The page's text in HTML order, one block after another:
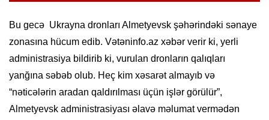
Bu gecə Ukrayna dronları Almetyevsk şəhərindəki sənaye
zonasına hücum edib. Vətəninfo.az xəbər verir ki, yerli
administrasiya bildirib ki, vurulan dronların qalıqları
yanğına səbəb olub. Heç kim xəsarət almayıb və
“nəticələrin aradan qaldırılması üçün işlər görülür”,
Almetyevsk administrasiyası əlavə məlumat vermədən